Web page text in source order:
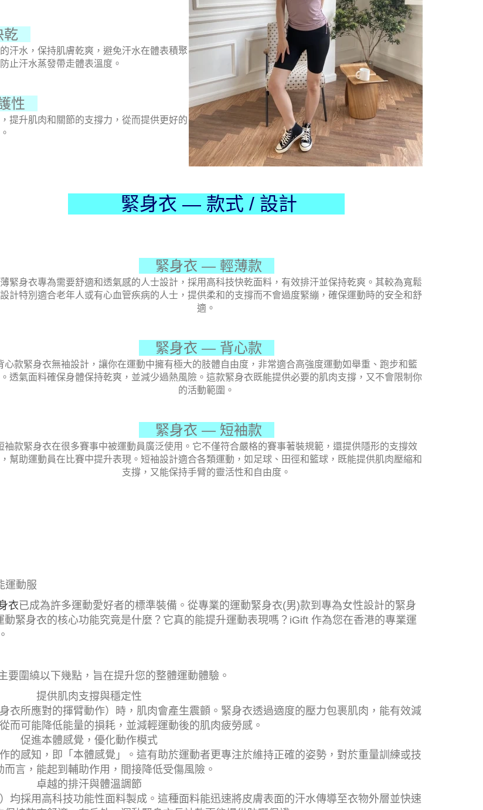
乾
汗水，保持肌膚乾爽，避免汗水在體表積聚
止汗水蒸發帶走體表溫度。
性
提升肌肉和關節的支撐力，從而提供更好的
緊身衣 — 款式 / 設計
緊身衣 — 輕薄款
緊身衣專為需要舒適和透氣感的人士設計，採用高科技快乾面料，有效排汗並保持乾爽。其較為寬鬆
計特別適合老年人或有心血管疾病的人士，提供柔和的支撐而不會過度緊繃，確保運動時的安全和舒
適。
緊身衣 — 背心款
心款緊身衣無袖設計，讓你在運動中擁有極大的肢體自由度，非常適合高強度運動如舉重、跑步和籃
透氣面料確保身體保持乾爽，並減少過熱風險。這款緊身衣既能提供必要的肌肉支撐，又不會限制你
的活動範圍。
緊身衣 — 短袖款
袖款緊身衣在很多賽事中被運動員廣泛使用。它不僅符合嚴格的賽事著裝規範，還提供隱形的支撐效
幫助運動員在比賽中提升表現。短袖設計適合各類運動，如足球、田徑和籃球，既能提供肌肉壓縮和
支撐，又能保持手臂的靈活性和自由度。
運動服
衣已成為許多運動愛好者的標準裝備。從專業的運動緊身衣(男)款到專為女性設計的緊身
緊身衣的核心功能究竟是什麼？它真的能提升運動表現嗎？iGift 作為您在香港的專業運
圍繞以下幾點，旨在提升您的整體運動體驗。
提供肌肉支撐與穩定性
衣所應對的揮臂動作）時，肌肉會產生震顫。緊身衣透過適度的壓力包裹肌肉，能有效減
而可能降低能量的損耗，並減輕運動後的肌肉疲勞感。
促進本體感覺，優化動作模式
的感知，即「本體感覺」。這有助於運動者更專注於維持正確的姿勢，對於重量訓練或技
而言，能起到輔助作用，間接降低受傷風險。
卓越的排汗與體溫調節
均採用高科技功能性面料製成。這種面料能迅速將皮膚表面的汗水傳導至衣物外層並快速